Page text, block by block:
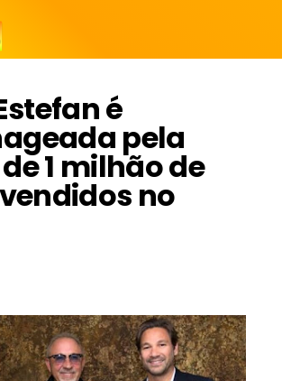
é
pela
1 milhão de
no